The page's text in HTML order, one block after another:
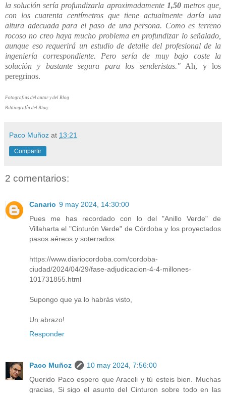
la solución sería profundizarla aproximadamente 1,50metros que,
con los cuarenta centímetros que tiene actualmente daría una
altura adecuada para el paso de una persona. Como es terreno
rocoso no creo haya mucho problema en profundizar lo señalado,
aunque eso requerirá un estudio de detalle del profesional de la
ingeniería correspondiente. Pero sería de muy bajo coste la
solución y bastante segura para los senderistas."Ah, y los
peregrinos.
Fotografias del autor y del Blog
Bibliografía del Blog.
Paco Muñoz at 13:21
Compartir
2 comentarios:
Canario 9 may 2024, 14:30:00
Pues me has recordado con lo del "Anillo Verde" de
Villaharta el "Cinturón Verde" de Córdoba y los proyectados
pasos aéreos y soterrados:
https://www.diariocordoba.com/cordoba-
ciudad/2024/04/29/fase-adjudicacion-4-4-millones-
101731855.html
Supongo que ya lo habrás visto,
Un abrazo!
Responder
Paco Muñoz
10 may 2024, 7:56:00
Querido Paco espero que Araceli y tú esteis bien. Muchas
gracias, Si sigo el asunto del Cinturon sobre todo en las